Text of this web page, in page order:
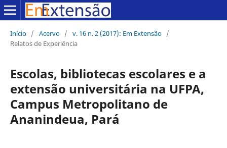
Início / Acervo / v. 16 n. 2 (2017): Em Extensão /
Relatos de Experiência
Escolas, bibliotecas escolares e a
extensão universitária na UFPA,
Campus Metropolitano de
Ananindeua, Pará